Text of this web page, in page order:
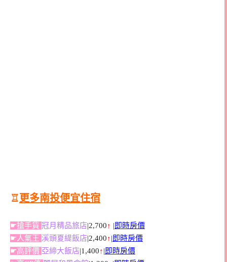
♖ 更多南投便宜住宿
☛搶手貨 冠月精品旅店|2,700↑ |即時房價
☛人氣王 溪頭夏緹飯店|2,400↑|即時房價
☛高評價 亞締大飯店|1,400↑|即時房價